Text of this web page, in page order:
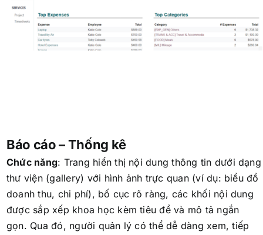
Báo cáo – Thống kê
Chức năng: Trang hiển thị nội dung thông tin dưới dạng
thư viện (gallery) với hình ảnh trực quan (ví dụ: biểu đồ
doanh thu, chi phí), bố cục rõ ràng, các khối nội dung
được sắp xếp khoa học kèm tiêu đề và mô tả ngắn
gọn. Qua đó, người quản lý có thể dễ dàng xem, tiếp